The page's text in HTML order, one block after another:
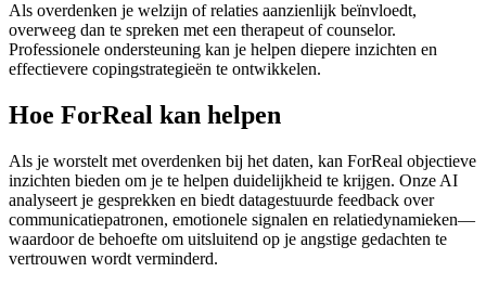
Als overdenken je welzijn of relaties aanzienlijk beïnvloedt,
overweeg dan te spreken met een therapeut of counselor.
Professionele ondersteuning kan je helpen diepere inzichten en
effectievere copingstrategieën te ontwikkelen.
Hoe ForReal kan helpen
Als je worstelt met overdenken bij het daten, kan ForReal objectieve
inzichten bieden om je te helpen duidelijkheid te krijgen. Onze AI
analyseert je gesprekken en biedt datagestuurde feedback over
communicatiepatronen, emotionele signalen en relatiedynamieken—
waardoor de behoefte om uitsluitend op je angstige gedachten te
vertrouwen wordt verminderd.